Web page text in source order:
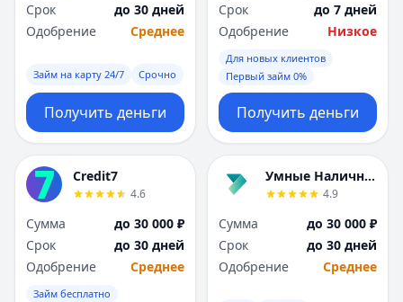
Срок
до 30 дней
Одобрение
Среднее
Займ на карту 24/7 Срочно
Получить деньги
Срок
до 7 дней
Одобрение
Низкое
Для новых клиентов
Первый займ 0%
Получить деньги
Credit7
4.6
Сумма
до 30 000 ₽
Срок
до 30 дней
Одобрение
Среднее
Займ бесплатно
Умные Наличные
4.9
Сумма
до 30 000 ₽
Срок
до 30 дней
Одобрение
Среднее